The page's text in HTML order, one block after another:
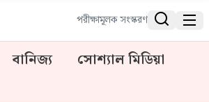
পরীক্ষামূলক সংস্করণ  
বানিজ্য
সোশ্যাল মিডিয়া